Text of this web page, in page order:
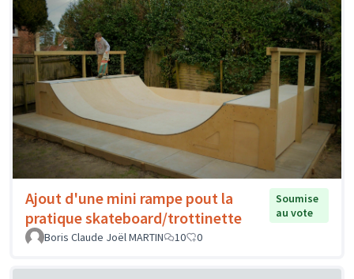
Ajout d'une mini rampe pout la
pratique skateboard/trottinette
Soumise
au vote
Boris Claude Joël MARTIN
10 0